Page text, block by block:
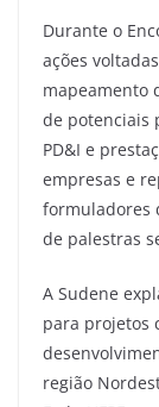
Durante o
ações
mapeamento
de potenciais
PD&I e
empresas e
formuladores
de palestras
A Sudene
para projetos
região